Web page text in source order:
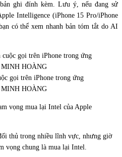
ghi đính kèm. Lưu ý, nếu đang sử
Intelligence (iPhone 15 Pro/iPhone
có thể xem nhanh bản tóm tắt do AI
gọi trên iPhone trong ứng
MINH HOÀNG
thủ trong nhiều lĩnh vực, nhưng giờ
vọng chung là mua lại Intel.